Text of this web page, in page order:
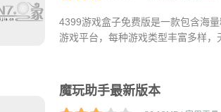
4399游戏盒子免费版是一款包含海
游戏平台，每种游戏类型丰富多样，
魔玩助手最新版本